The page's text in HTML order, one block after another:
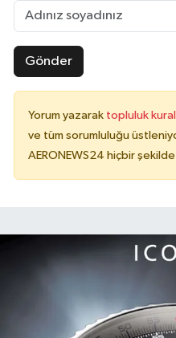
Gönder
Yorum yazarak topluluk
ve tüm sorumluluğu
AERONEWS24 hiçbir